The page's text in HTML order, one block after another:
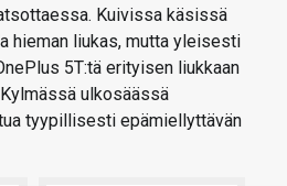
Kuivissa käsissä
hieman liukas, mutta yleisesti
5T:tä erityisen liukkaan
ulkosäässä
tyypillisesti epämiellyttävän